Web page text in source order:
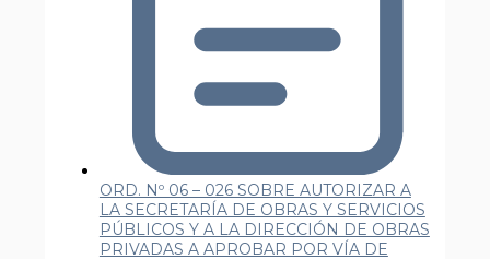
ORD. Nº 06 – 026 SOBRE AUTORIZAR A
LA SECRETARÍA DE OBRAS Y SERVICIOS
PÚBLICOS Y A LA DIRECCIÓN DE OBRAS
PRIVADAS A APROBAR POR VÍA DE